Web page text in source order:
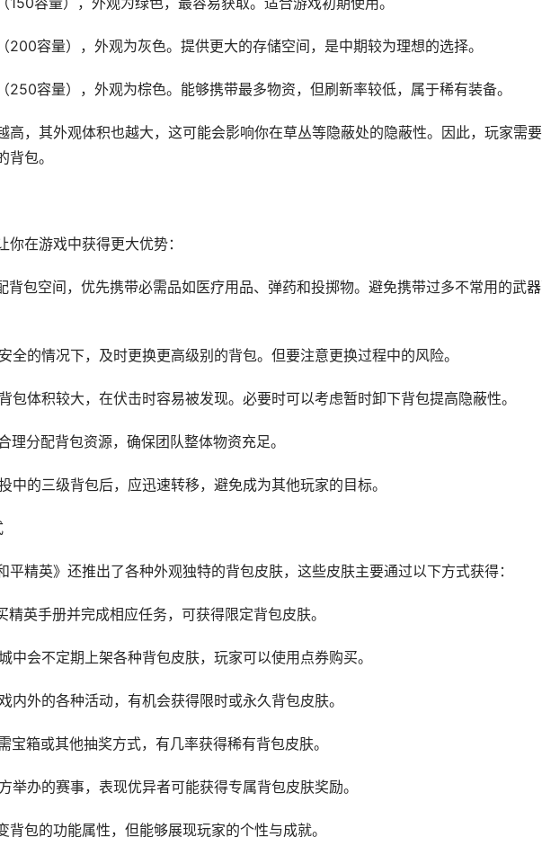
容量），外观为灰色。提供更大的存储空间，是中期较为理想的选择。
容量），外观为棕色。能够携带最多物资，但刷新率较低，属于稀有装备。
高，其外观体积也越大，这可能会影响你在草丛等隐蔽处的隐蔽性。因此，玩家需
包。
在游戏中获得更大优势：
包空间，优先携带必需品如医疗用品、弹药和投掷物。避免携带过多不常用的武
的情况下，及时更换更高级别的背包。但要注意更换过程中的风险。
体积较大，在伏击时容易被发现。必要时可以考虑暂时卸下背包提高隐蔽性。
分配背包资源，确保团队整体物资充足。
的三级背包后，应迅速转移，避免成为其他玩家的目标。
平精英》还推出了各种外观独特的背包皮肤，这些皮肤主要通过以下方式获得：
英手册并完成相应任务，可获得限定背包皮肤。
会不定期上架各种背包皮肤，玩家可以使用点券购买。
外的各种活动，有机会获得限时或永久背包皮肤。
箱或其他抽奖方式，有几率获得稀有背包皮肤。
办的赛事，表现优异者可能获得专属背包皮肤奖励。
背包的功能属性，但能够展现玩家的个性与成就。